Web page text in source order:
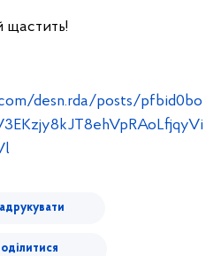
щастить!
desn.rda/posts/pfbid0bo